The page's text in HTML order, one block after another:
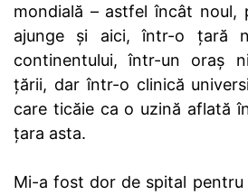
mondială – astfel încât noul,
ajunge și aici, într-o țară
continentului, într-un oraș
țării, dar într-o clinică
care ticăie ca o uzină aflată
țara asta.
Mi-a fost dor de spital pentru